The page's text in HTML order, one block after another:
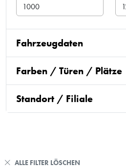
Fahrzeugdaten
Farben / Türen / Plätze
Standort / Filiale
ALLE FILTER LÖSCHEN